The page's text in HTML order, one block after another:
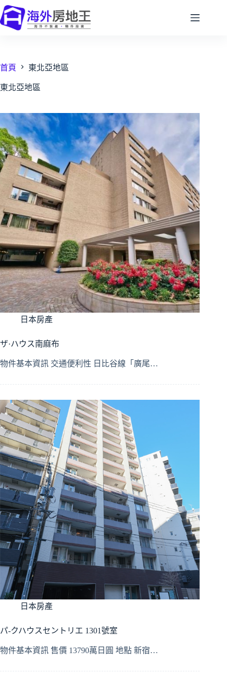
跳
至
容
首頁 東北亞地區
東北亞地區
日本房產
ザ·ハウス南麻布
物件基本資訊 交通便利性 日比谷線「廣尾…
日本房產
パ-クハウスセントリエ 1301號室
物件基本資訊 售價 13790萬日圓 地點 新宿…